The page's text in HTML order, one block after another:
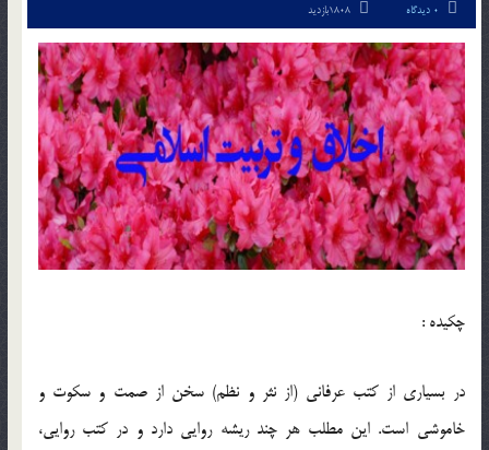
0 دیدگاه
چکیده :
در بسياري از كتب عرفاني (از نثر و نظم) سخن از صمت و سكوت و
خاموشي است. اين مطلب هر چند ريشه روايي دارد و در كتب روايي،